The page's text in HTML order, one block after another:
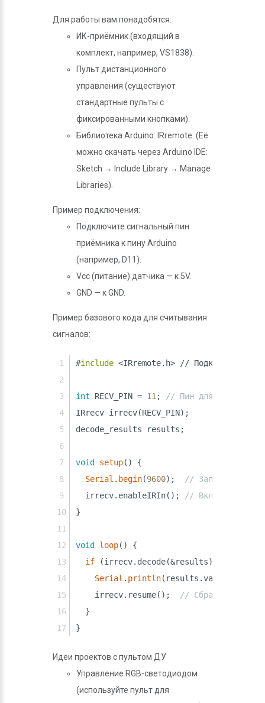
Для работы вам понадобятся:
ИК-приёмник (входящий в
комплект, например, VS1838).
Пульт дистанционного
управления (существуют
стандартные пульты с
фиксированными кнопками).
Библиотека Arduino: IRremote. (Её
можно скачать через Arduino IDE:
Sketch → Include Library → Manage
Libraries).
Пример подключения:
Подключите сигнальный пин
приёмника к пину Arduino
(например, D11).
Vcc (питание) датчика — к 5V.
GND — к GND.
Пример базового кода для считывания
сигналов:
#include <IRremote.h> // Подключение
int RECV_PIN = 11 ;
// Пин для сигнала
IRrecv irrecv(RECV_PIN);
decode_results results;
void setup() {
Serial . begin(9600);
// Запускаем
  irrecv.enableIRIn();
// Включаем ИК-
}
void loop() {
if (irrecv.decode(&results)) {
Serial . println(results.value, HEX);
    irrecv.resume();
// Сбрасываем
  }
}
Идеи проектов с пультом ДУ
Управление RGB-светодиодом
(используйте пульт для